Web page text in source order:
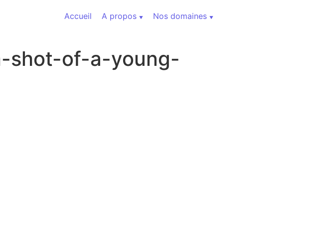
Accueil
A propos Nos domaines
shot-of-a-young-